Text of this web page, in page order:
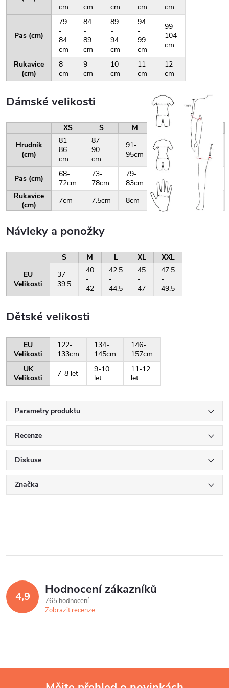
cm
cm
cm
cm
cm
Pas (cm)
79
-
84
cm
84
-
89
cm
89
-
94
cm
94
-
99
cm
99 -
104
cm
Rukavice
(cm)
8
cm
9
cm
10
cm
11
cm
12
cm
Dámské velikosti
XS S M L
XL
Hrudník
(cm)
81 -
86
cm
87 -
90
cm
91-
95cm
96-
100cm
101-
105cm
Pas (cm)
68-
72cm
73-
78cm
79-
83cm
84-
87cm
88-
92cm
Rukavice
(cm)
7cm 7.5cm 8cm 8.5cm 9cm
Návleky a ponožky
S M L XL
XXL
EU
Velikosti
37 -
39.5
40
-
42
42.5
-
44.5
45
-
47
47.5
-
49.5
Dětské velikosti
EU
Velikosti
122-
133cm
134-
145cm
146-
157cm
UK
Velikosti
7-8 let
9-10
let
11-12
let
Parametry produktu
Recenze
Diskuse
Značka
4,9 Hodnocení zákazníků
765 hodnocení
Zobrazit recenze